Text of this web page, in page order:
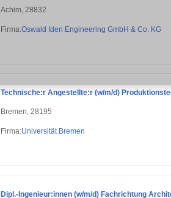
Achim, 28832
Firma:Oswald Iden Engineering GmbH & Co. KG
Technische:r Angestellte:r (w/m/d)
Bremen, 28195
Firma:Universität Bremen
Dipl.-Ingenieur:innen (w/m/d) Fachrichtung